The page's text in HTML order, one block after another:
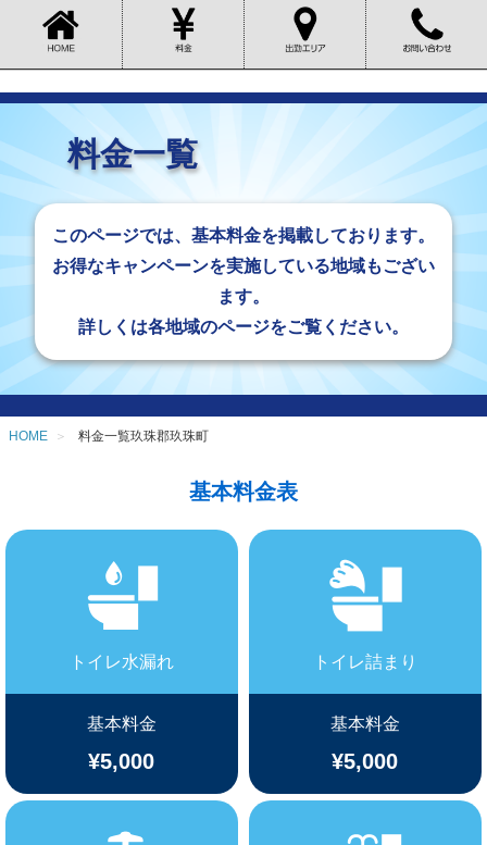
料金一覧
このページでは、基本料金を掲載しております。
お得なキャンペーンを実施している地域もござい
ます。
詳しくは各地域のページをご覧ください。
HOME 料金一覧玖珠郡玖珠町
基本料金表
トイレ水漏れ
基本料金
¥5,000
トイレ詰まり
基本料金
¥5,000